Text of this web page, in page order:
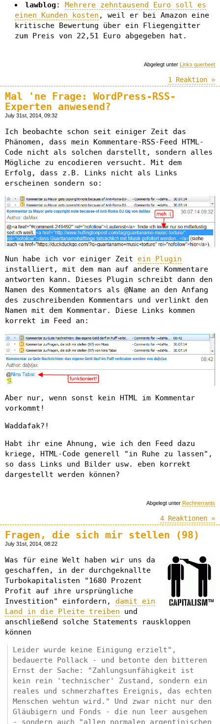
lawblog :
Mehrere zehntausend Euro soll es
einen Kunden kosten , weil er bei Amazon eine
kritische Bewertung über ein Fliegengitter
zum Preis von 22,51 Euro abgegeben hat.
Abgelegt unter Links querbeet
1 Reaktion »
Mal 'ne Frage: WordPress-RSS-
Experten anwesend?
July 31st, 2014, 09:32
Ich beobachte schon seit einiger Zeit das
Phänomen, dass mein Kommentare-RSS-Feed HTML-
Code nicht als solchen darstellt, sondern alles
Mögliche zu encodieren versucht. Mit dem
Erfolg, dass z.B. Links nicht als Links
erscheinen sondern so:
Nun habe ich vor einiger Zeit ein Plugin
installiert, mit dem man auf andere Kommentare
antworten kann. Dieses Plugin schreibt dann den
Namen des Kommentators als @Name an den Anfang
des zuschreibenden Kommentars und verlinkt den
Namen mit dem Kommentar. Diese Links kommen
korrekt im Feed an:
Aber nur, wenn sonst kein HTML im Kommentar
vorkommt!
Waddafak?!
Habt ihr eine Ahnung, wie ich den Feed dazu
kriege, HTML-Code generell "in Ruhe zu lassen",
so dass Links und Bilder usw. eben korrekt
dargestellt werden können?
Abgelegt unter Rechnerrants
4 Reaktionen »
Fragen, die sich mir stellen (98)
July 31st, 2014, 08:22
Was für eine Welt haben wir uns da
geschaffen, in der durchgeknallte
Turbokapitalisten "1680 Prozent
Profit auf ihre ursprüngliche
Investition" einfordern, damit ein
Land in die Pleite treiben und
anschließend solche Statements rauskloppen
können
Leider wurde keine Einigung erzielt",
bedauerte Pollack - und betonte den bitteren
Ernst der Sache: "Zahlungsunfähigkeit ist
kein rein 'technischer' Zustand, sondern ein
reales und schmerzhaftes Ereignis, das echten
Menschen wehtun wird." Und zwar nicht nur den
Gläubigern und Fonds - die nun leer ausgehen
- sondern auch "allen normalen argentinischen